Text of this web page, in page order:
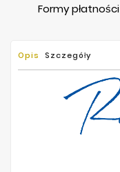
Formy płatności
Opis Szczegóły